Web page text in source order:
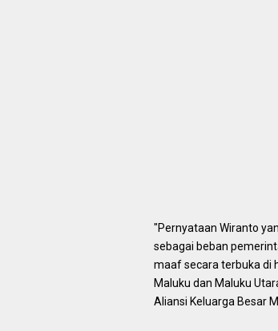
"Pernyataan Wiranto
sebagai beban
maaf secara terbuka di
Maluku dan Maluku
Aliansi Keluarga Besar